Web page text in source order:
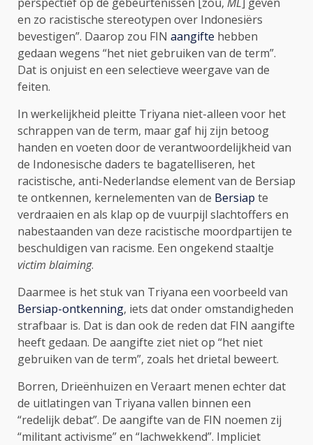
en zo racistische stereotypen over Indonesiërs
bevestigen”. Daarop zou FIN aangifte hebben
gedaan wegens “het niet gebruiken van de term”.
Dat is onjuist en een selectieve weergave van de
feiten.
In werkelijkheid pleitte Triyana niet-alleen voor het
schrappen van de term, maar gaf hij zijn betoog
handen en voeten door de verantwoordelijkheid van
de Indonesische daders te bagatelliseren, het
racistische, anti-Nederlandse element van de Bersiap
te ontkennen, kernelementen van de Bersiap te
verdraaien en als klap op de vuurpijl slachtoffers en
nabestaanden van deze racistische moordpartijen te
beschuldigen van racisme. Een ongekend staaltje
victim blaiming.
Daarmee is het stuk van Triyana een voorbeeld van
Bersiap-ontkenning, iets dat onder omstandigheden
strafbaar is. Dat is dan ook de reden dat FIN aangifte
heeft gedaan. De aangifte ziet niet op “het niet
gebruiken van de term”, zoals het drietal beweert.
Borren, Drieënhuizen en Veraart menen echter dat
de uitlatingen van Triyana vallen binnen een
“redelijk debat”. De aangifte van de FIN noemen zij
“militant activisme” en “lachwekkend”. Impliciet